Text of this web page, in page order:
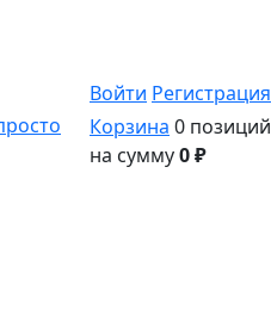
Войти Регистрация
Корзина 0 позиций
на сумму0 ₽